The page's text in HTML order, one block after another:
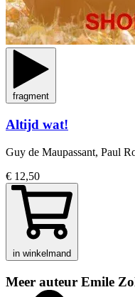
fragment
Altijd wat!
Guy de Maupassant, Paul
€ 12,50
in winkelmand
Meer auteur Emile